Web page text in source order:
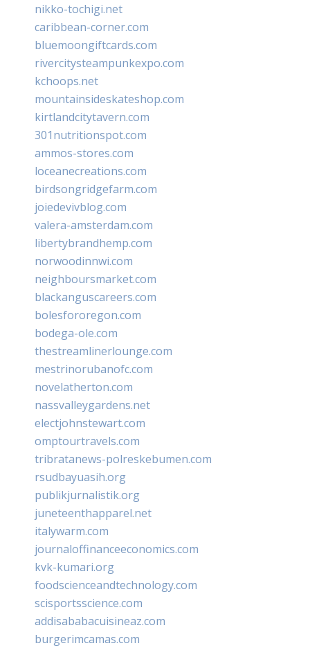
nikko-tochigi.net
caribbean-corner.com
bluemoongiftcards.com
rivercitysteampunkexpo.com
kchoops.net
mountainsideskateshop.com
kirtlandcitytavern.com
301nutritionspot.com
ammos-stores.com
loceanecreations.com
birdsongridgefarm.com
joiedevivblog.com
valera-amsterdam.com
libertybrandhemp.com
norwoodinnwi.com
neighboursmarket.com
blackanguscareers.com
bolesfororegon.com
bodega-ole.com
thestreamlinerlounge.com
mestrinorubanofc.com
novelatherton.com
nassvalleygardens.net
electjohnstewart.com
omptourtravels.com
tribratanews-polreskebumen.com
rsudbayuasih.org
publikjurnalistik.org
juneteenthapparel.net
italywarm.com
journaloffinanceeconomics.com
kvk-kumari.org
foodscienceandtechnology.com
scisportsscience.com
addisababacuisineaz.com
burgerimcamas.com